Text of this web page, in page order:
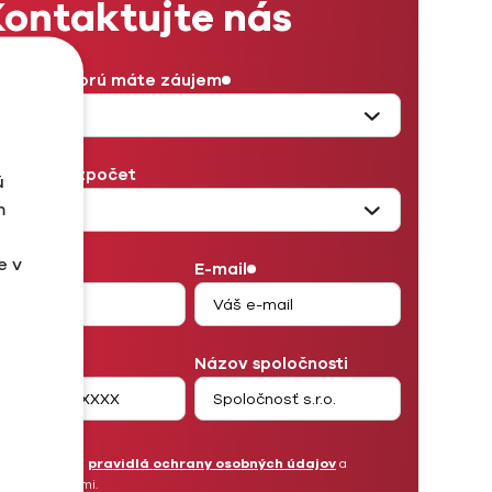
nás
o ktorú máte záujem
rozpočet
E-mail
Názov spoločnosti
pravidlá ochrany osobných údajova
súhlasím s nimi.
v